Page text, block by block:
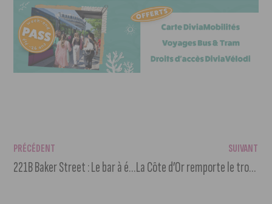
PRÉCÉDENT
221B Baker Street : Le bar à énigmes dijonnais
SUIVANT
La Côte d’Or remporte le trophée « Destination Vélo 2016 »